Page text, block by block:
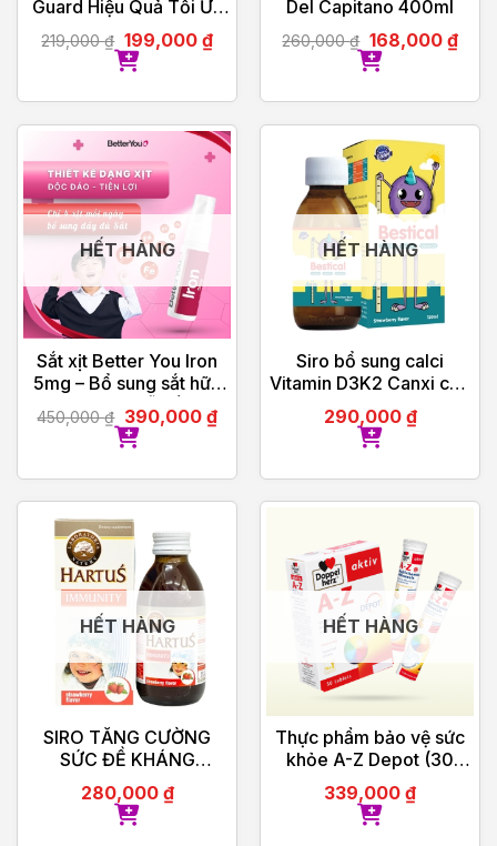
Guard Hiệu Quả Tối Ưu
30ml
219,000₫ 199,000 ₫
Del Capitano 400ml
260,000₫ 168,000 ₫
HẾT HÀNG
Sắt xịt Better You Iron
5mg – Bổ sung sắt hữu
cơ dạng xịt, dễ hấp thu
450,000₫ 390,000 ₫
HẾT HÀNG
Siro bổ sung calci
Vitamin D3K2 Canxi cho
bé Bestical 120ml
290,000 ₫
HẾT HÀNG
SIRO TĂNG CƯỜNG
SỨC ĐỀ KHÁNG
IMMUNITY HARTUS
150ML
280,000 ₫
HẾT HÀNG
Thực phẩm bảo vệ sức
khỏe A-Z Depot (30
viên)
339,000 ₫